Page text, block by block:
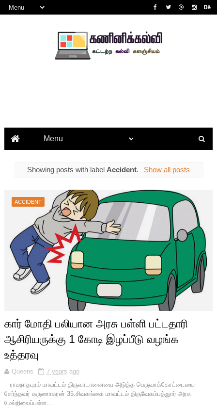
Showing posts with label Accident. Show all posts
ACCIDENT
கார் மோதி பலியான அரசு பள்ளி பட்டதாரி
ஆசிரியருக்கு 1 கோடி இழப்பீடு வழங்க
உத்தரவு
Queens
7 years ago
ராமநாதபுரம் மாவட்டம் திருவாடானையை அடுத்த பெருவாக்கோட்டையை
சேர்ந்தவர் கருணாகரன் 35.சிவகங்கை மாவட்டம் திருவேகம்பத்துார் அரசு
மேல்நிலைப்பள்ள...